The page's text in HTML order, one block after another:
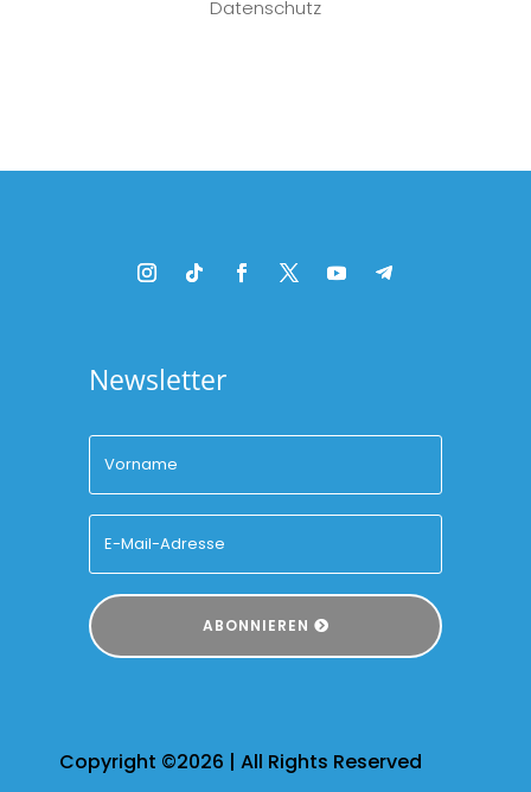
Datenschutz
Newsletter
ABONNIEREN
Copyright ©2026 | All Rights Reserved